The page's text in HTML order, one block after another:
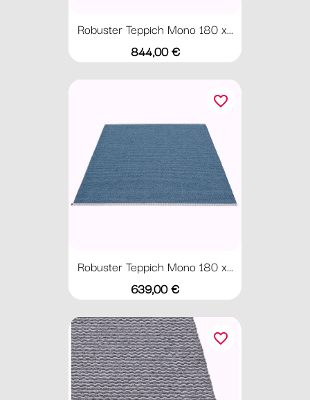
Robuster Teppich Mono 180 x...
Preis
844,00 €
Robuster Teppich Mono 180 x...
Preis
639,00 €
favorite_border
favorite_border